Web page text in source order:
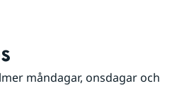
måndagar, onsdagar och